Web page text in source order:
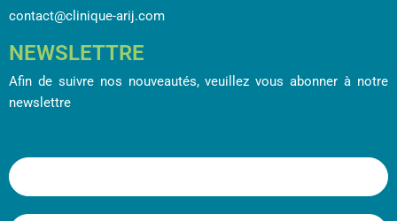
contact@clinique-arij.com
NEWSLETTRE
Afin de suivre nos nouveautés, veuillez vous abonner à notre
newslettre